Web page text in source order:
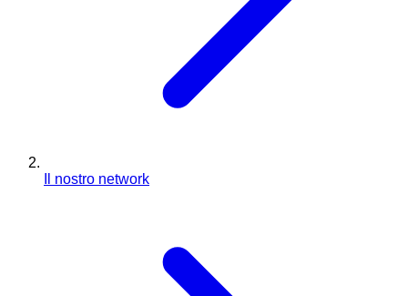
Il nostro network